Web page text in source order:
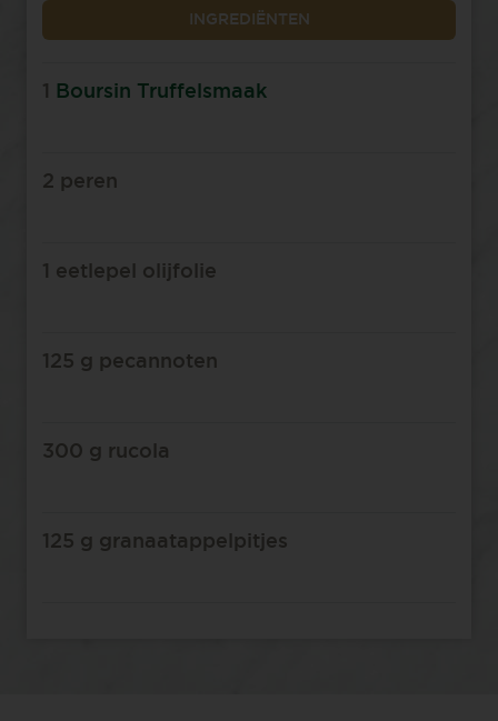
INGREDIËNTEN
1 Boursin Truffelsmaak
2 peren
1 eetlepel olijfolie
125 g pecannoten
300 g rucola
125 g granaatappelpitjes